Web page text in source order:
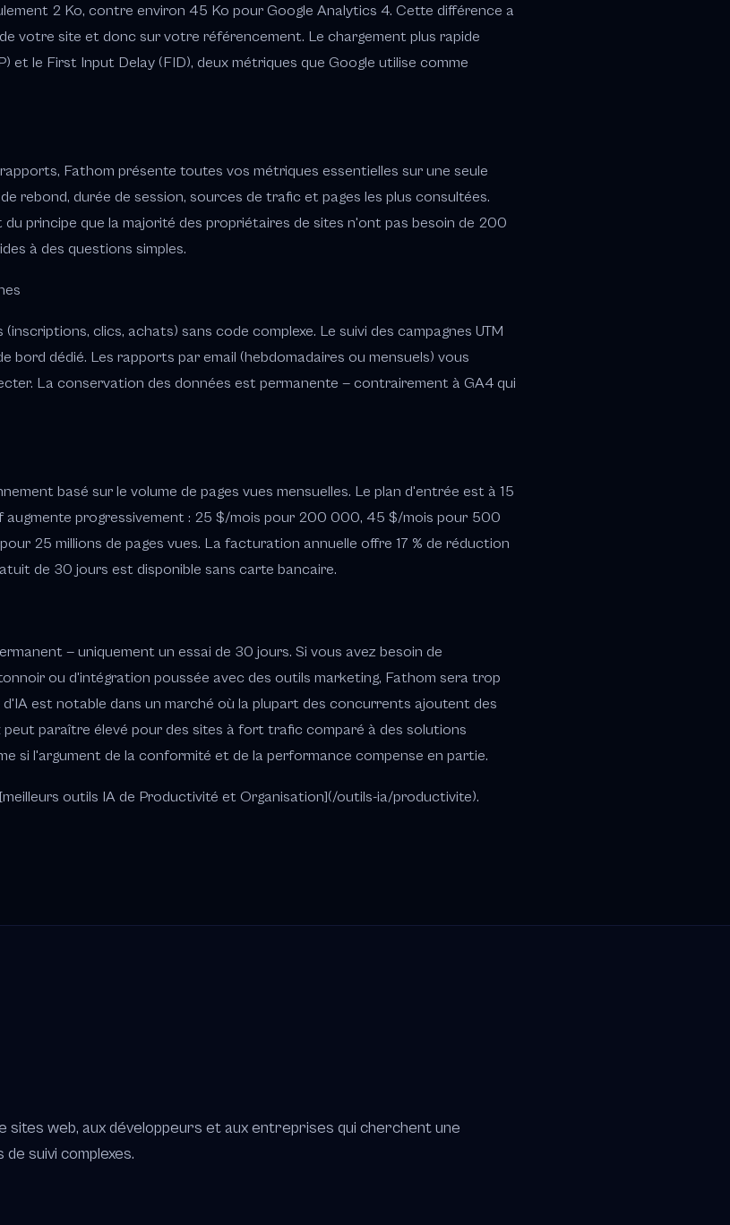
2 Ko, contre environ 45 Ko pour Google Analytics 4. Cette différence a
votre site et donc sur votre référencement. Le chargement plus rapide
et le First Input Delay (FID), deux métriques que Google utilise comme
Fathom présente toutes vos métriques essentielles sur une seule
rebond, durée de session, sources de trafic et pages les plus consultées.
principe que la majorité des propriétaires de sites n'ont pas besoin de 200
à des questions simples.
clics, achats) sans code complexe. Le suivi des campagnes UTM
bord dédié. Les rapports par email (hebdomadaires ou mensuels) vous
La conservation des données est permanente — contrairement à GA4 qui
basé sur le volume de pages vues mensuelles. Le plan d'entrée est à 15
augmente progressivement : 25 $/mois pour 200 000, 45 $/mois pour 500
25 millions de pages vues. La facturation annuelle offre 17 % de réduction
de 30 jours est disponible sans carte bancaire.
— uniquement un essai de 30 jours. Si vous avez besoin de
ou d'intégration poussée avec des outils marketing, Fathom sera trop
est notable dans un marché où la plupart des concurrents ajoutent des
paraître élevé pour des sites à fort trafic comparé à des solutions
si l'argument de la conformité et de la performance compense en partie.
outils IA de Productivité et Organisation](/outils-ia/productivite).
web, aux développeurs et aux entreprises qui cherchent une
suivi complexes.